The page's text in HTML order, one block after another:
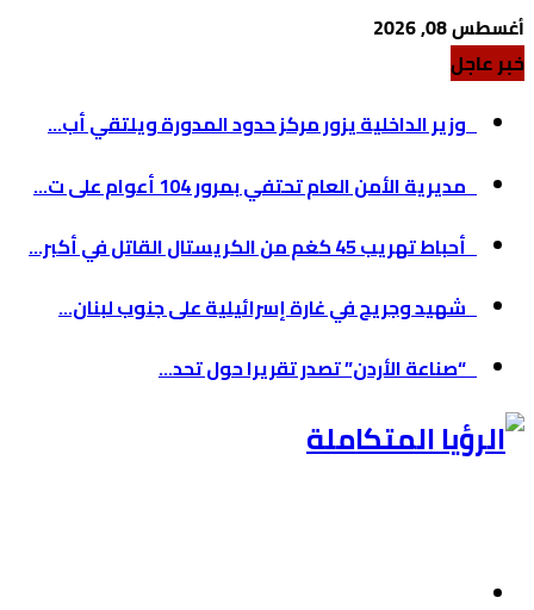
أغسطس 08, 2026
خبر عاجل
وزير الداخلية يزور مركز حدود المدورة ويلتقي أب...
مديرية الأمن العام تحتفي بمرور 104 أعوام على ت...
أحباط تهريب 45 كغم من الكريستال القاتل في أكبر...
شهيد وجريح في غارة إسرائيلية على جنوب لبنان...
“صناعة الأردن” تصدر تقريرا حول تحد...